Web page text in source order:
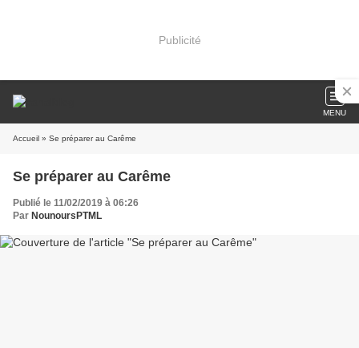
Publicité
MENU
Accueil » Se préparer au Carême
Se préparer au Carême
Publié le 11/02/2019 à 06:26
Par NounoursPTML